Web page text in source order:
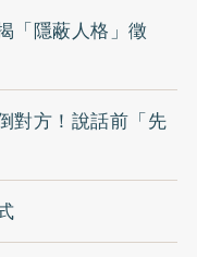
「隱蔽人格」徵
對方！說話前「先